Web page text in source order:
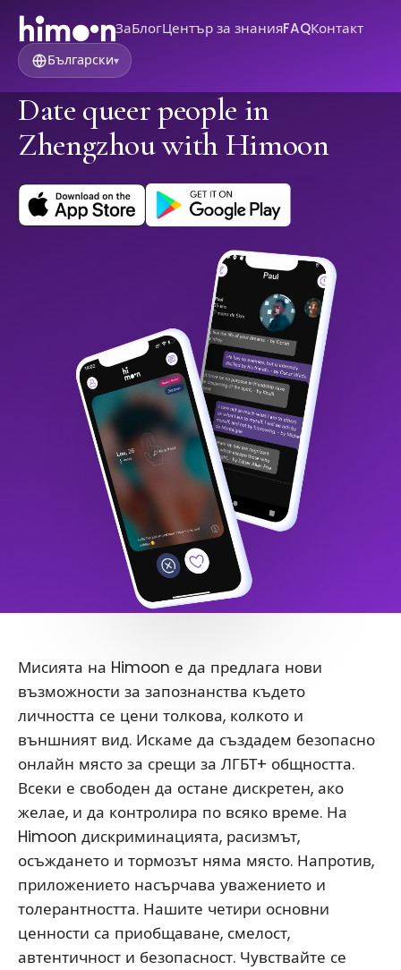
ЗаБлогЦентър за знанияFAQКонтакт
Български▾
Date queer people in
Zhengzhou with Himoon
Мисията на Himoon е да предлага нови
възможности за запознанства където
личността се цени толкова, колкото и
външният вид. Искаме да създадем безопасно
онлайн място за срещи за ЛГБТ+ общността.
Всеки е свободен да остане дискретен, ако
желае, и да контролира по всяко време. На
Himoon дискриминацията, расизмът,
осъждането и тормозът няма място. Напротив,
приложението насърчава уважението и
толерантността. Нашите четири основни
ценности са приобщаване, смелост,
автентичност и безопасност. Чувствайте се